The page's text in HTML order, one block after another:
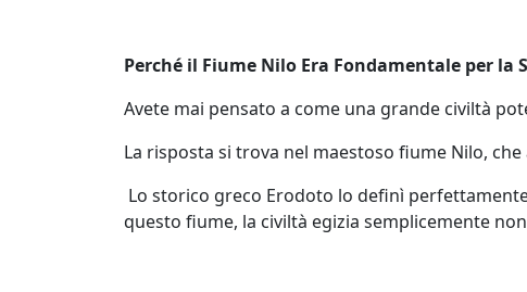
Perché il Fiume Nilo Era Fondamentale per la
Avete mai pensato a come una grande civiltà
La risposta si trova nel maestoso fiume Nilo,
Lo storico greco Erodoto lo definì
questo fiume, la civiltà egizia semplicemente